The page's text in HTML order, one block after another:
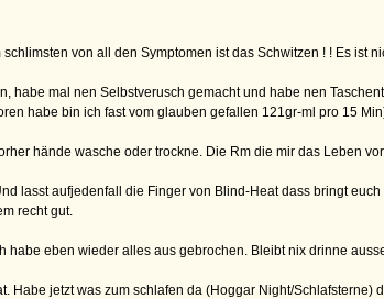
schlimsten von all den Symptomen ist das Schwitzen ! ! Es ist
habe mal nen Selbstverusch gemacht und habe nen
habe bin ich fast vom glauben gefallen 121gr-ml pro 15
hände wasche oder trockne. Die Rm die mir das Leben
lasst aufjedenfall die Finger von Blind-Heat dass bringt
recht gut.
habe eben wieder alles aus gebrochen. Bleibt nix drinne
Habe jetzt was zum schlafen da (Hoggar Night/Schlafsterne)